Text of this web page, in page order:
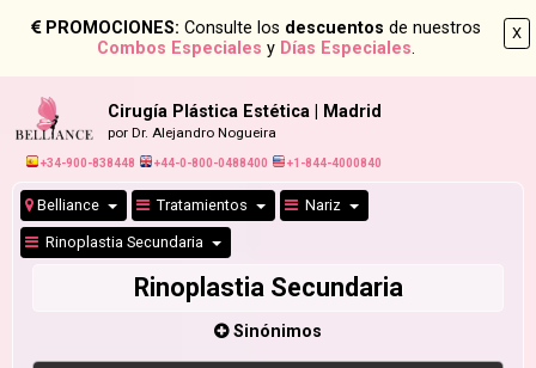
X
PROMOCIONES: Consulte los descuentos de nuestros
Combos Especiales y Días Especiales.
Cirugía Plástica Estética | Madrid
por Dr. Alejandro Nogueira
+34-900-838448 +44-0-800-0488400 +1-844-4000840
Belliance Tratamientos Nariz
Rinoplastia Secundaria
Rinoplastia Secundaria
Sinónimos